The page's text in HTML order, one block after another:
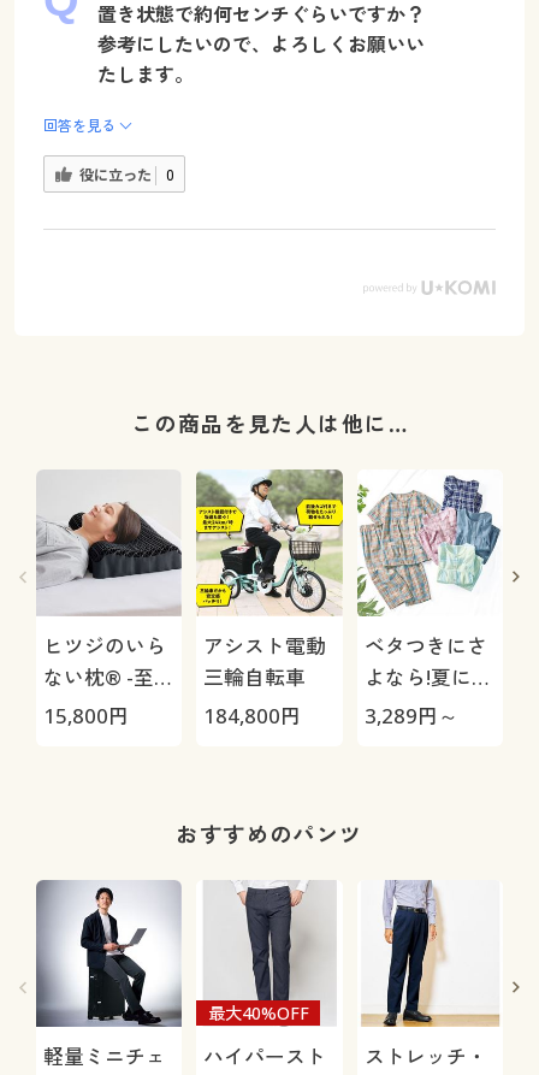
置き状態で約何センチぐらいですか？
参考にしたいので、よろしくお願いい
たします。
回答を見る
役に立った 0
この商品を見た人は他に…
ヒツジのいら
ない枕® -至
極-
15,800円
アシスト電動
三輪自転車
184,800円
ベタつきにさ
よなら!夏に心
地いい爽やか
3,289円～
おすすめのパンツ
軽量ミニチェ
ハイパースト
最大40%OFF
ストレッチ・